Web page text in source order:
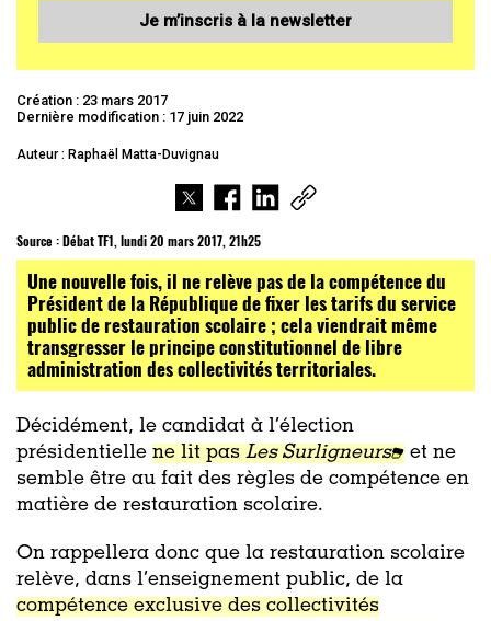
Je m’inscris à la newsletter
Création : 23 mars 2017
Dernière modification : 17 juin 2022
Auteur : Raphaël Matta-Duvignau
Source :Débat TF1, lundi 20 mars 2017, 21h25
Une nouvelle fois, il ne relève pas de la compétence du
Président de la République de fixer les tarifs du service
public de restauration scolaire ; cela viendrait même
transgresser le principe constitutionnel de libre
administration des collectivités territoriales.
Décidément, le candidat à l’élection
présidentielle ne lit pas Les Surligneurs
et ne
semble être au fait des règles de compétence en
matière de restauration scolaire.
On rappellera donc que la restauration scolaire
relève, dans l’enseignement public, de la
compétence exclusive des collectivités